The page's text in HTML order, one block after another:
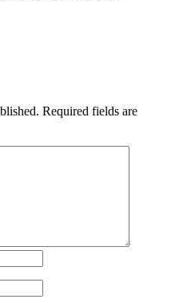
Required fields are